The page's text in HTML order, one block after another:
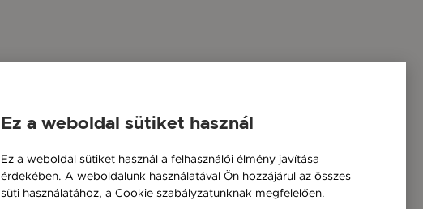
Ez a weboldal sütiket használ
Ez a weboldal sütiket használ a felhasználói élmény javítása
érdekében. A weboldalunk használatával Ön hozzájárul az összes
süti használatához, a Cookie szabályzatunknak megfelelően.